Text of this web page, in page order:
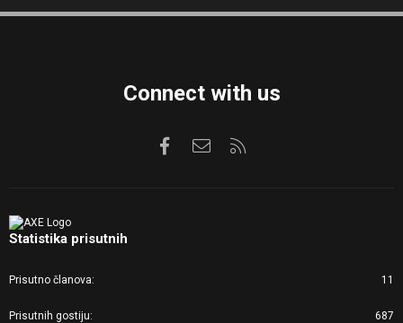
S
Connect with us
FacebookKontaktirajte nas
Statistika prisutnih
Prisutno članova 11
Prisutnih gostiju 687